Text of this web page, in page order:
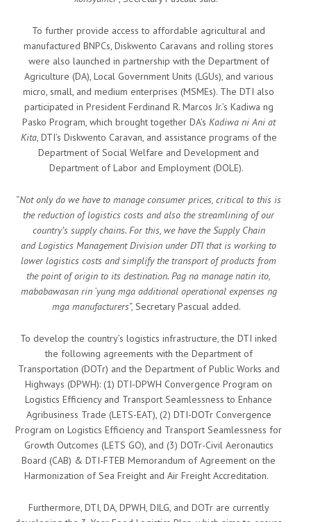
To further provide access to affordable agricultural and
manufactured BNPCs, Diskwento Caravans and rolling stores
were also launched in partnership with the Department of
Agriculture (DA), Local Government Units (LGUs), and various
micro, small, and medium enterprises (MSMEs). The DTI also
participated in President Ferdinand R. Marcos Jr.’s Kadiwa ng
Pasko Program, which brought together DA’s Kadiwa ni Ani at
Kita, DTI’s Diskwento Caravan, and assistance programs of the
Department of Social Welfare and Development and
Department of Labor and Employment (DOLE).
“Not only do we have to manage consumer prices, critical to this is
the reduction of logistics costs and also the streamlining of our
country’s supply chains. For this, we have the Supply Chain
andLogistics Management Division under DTI that is working to
lower logistics costs and simplify the transport of products from
the point of origin to its destination. Pag na manage natin ito,
mababawasan rin ‘yung mga additional operational expenses ng
mga manufacturers“, Secretary Pascual added.
To develop the country’s logistics infrastructure, the DTI inked
the following agreements with the Department of
Transportation (DOTr) and the Department of Public Works and
Highways (DPWH): (1) DTI-DPWH Convergence Program on
Logistics Efficiency and Transport Seamlessness to Enhance
Agribusiness Trade (LETS-EAT), (2) DTI-DOTr Convergence
Program on Logistics Efficiency and Transport Seamlessness for
Growth Outcomes (LETS GO), and (3) DOTr-Civil Aeronautics
Board (CAB) & DTI-FTEB Memorandum of Agreement on the
Harmonization of Sea Freight and Air Freight Accreditation.
Furthermore, DTI, DA, DPWH, DILG, and DOTr are currently